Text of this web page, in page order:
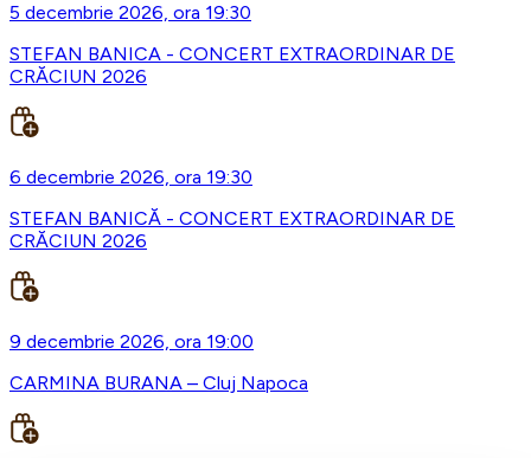
5 decembrie 2026, ora 19:30
STEFAN BANICA - CONCERT EXTRAORDINAR DE
CRĂCIUN 2026
6 decembrie 2026, ora 19:30
STEFAN BANICĂ - CONCERT EXTRAORDINAR DE
CRĂCIUN 2026
9 decembrie 2026, ora 19:00
CARMINA BURANA – Cluj Napoca